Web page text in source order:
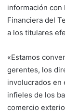
información con
Financiera del
a los titulares
«Estamos
gerentes, los
involucrados en
infieles de los
comercio